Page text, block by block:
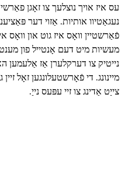
נעגאַטיוו אותיות. אַזוי דער
פֿאַרשטיין וואָס איז גוט און וואָס
מעשיות מיט דעם אָנטייל פון
נייטיק צו דערקלערן אַז אַלעמען
מיינונג. די פֿאָרשטעלונגען זאָל
צייַט אַדינג צו זיי עפּעס נייַ.